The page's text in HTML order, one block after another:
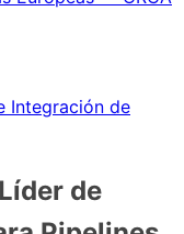
Integración de
de